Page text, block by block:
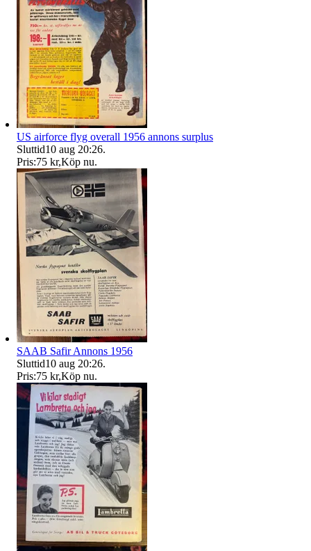
US airforce flyg overall 1956 annons surplus
Sluttid10 aug 20:26.
Pris:75 kr,Köp nu.
SAAB Safir Annons 1956
Sluttid10 aug 20:26.
Pris:75 kr,Köp nu.